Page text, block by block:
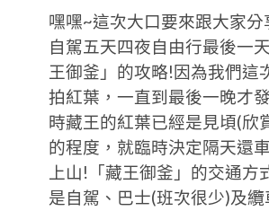
嘿嘿~這次大口要來跟大家分
自駕五天四夜自由行最後一
王御釜」的攻略!因為我們這
拍紅葉，一直到最後一晚才
時藏王的紅葉已經是見頃(欣
的程度，就臨時決定隔天還
上山!「藏王御釜」的交通方
是自駕、巴士(班次很少)及